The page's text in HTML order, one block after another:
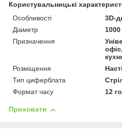
Користувальницькі
Особливості
3D-
Діаметр
1000
Призначення
Розміщення
Тип циферблата
Формат часу
12
Приховати